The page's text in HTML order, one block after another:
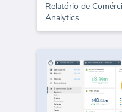
Relatório de
Analytics